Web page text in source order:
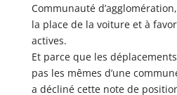
Communauté
la place de la voiture et à
actives.
Et parce que les
pas les mêmes d’une
a décliné cette note de